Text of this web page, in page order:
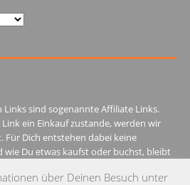
sind sogenannte Affiliate Links.
ein Einkauf zustande, werden wir
Für Dich entstehen dabei keine
wie Du etwas kaufst oder buchst, bleibt
über Deinen Besuch unter